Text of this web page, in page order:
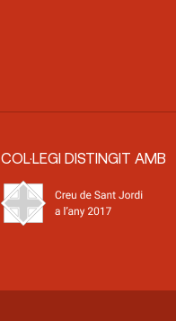
COL·LEGI DISTINGIT AMB